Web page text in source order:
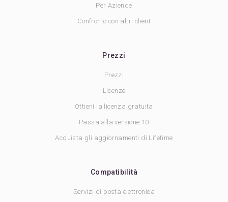
Per Aziende
Confronto con altri client
Prezzi
Prezzi
Licenze
Ottieni la licenza gratuita
Passa alla versione 10
Acquista gli aggiornamenti di Lifetime
Compatibilità
Servizi di posta elettronica